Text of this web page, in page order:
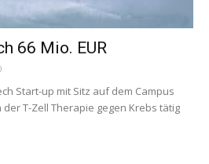
66 Mio. EUR
Start-up mit Sitz auf dem Campus
der T-Zell Therapie gegen Krebs tätig